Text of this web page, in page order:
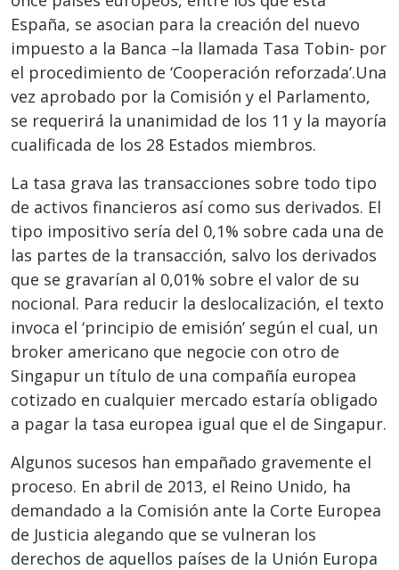
España, se asocian para la creación del nuevo
impuesto a la Banca –la llamada Tasa Tobin- por
el procedimiento de ‘Cooperación reforzada’.Una
vez aprobado por la Comisión y el Parlamento,
se requerirá la unanimidad de los 11 y la mayoría
cualificada de los 28 Estados miembros.
La tasa grava las transacciones sobre todo tipo
de activos financieros así como sus derivados. El
tipo impositivo sería del 0,1% sobre cada una de
las partes de la transacción, salvo los derivados
que se gravarían al 0,01% sobre el valor de su
nocional. Para reducir la deslocalización, el texto
invoca el ‘principio de emisión’ según el cual, un
broker americano que negocie con otro de
Singapur un título de una compañía europea
cotizado en cualquier mercado estaría obligado
a pagar la tasa europea igual que el de Singapur.
Algunos sucesos han empañado gravemente el
proceso. En abril de 2013, el Reino Unido, ha
demandado a la Comisión ante la Corte Europea
de Justicia alegando que se vulneran los
derechos de aquellos países de la Unión Europa